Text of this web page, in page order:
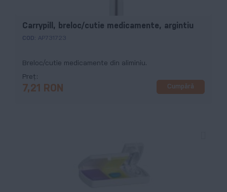
Carrypill, breloc/cutie medicamente, argintiu
COD: AP731723
Breloc/cutie medicamente din aliminiu.
Preț
7,21 RON Cumpără